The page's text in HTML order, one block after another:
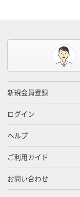
新規会員登録
ログイン
ヘルプ
ご利用ガイド
お問い合わせ